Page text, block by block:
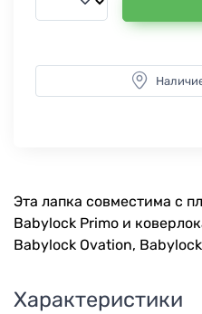
Эта лапка совместима с
Babylock Primo и
Babylock Ovation,
Характеристики